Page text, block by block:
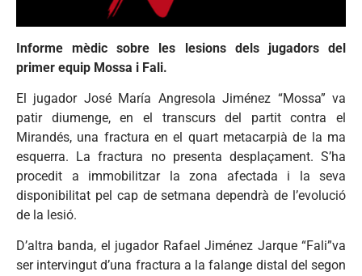
Informe mèdic sobre les lesions dels jugadors del
primer equip Mossa i Fali.
El jugador José María Angresola Jiménez “Mossa” va
patir diumenge, en el transcurs del partit contra el
Mirandés, una fractura en el quart metacarpià de la ma
esquerra. La fractura no presenta desplaçament. S’ha
procedit a immobilitzar la zona afectada i la seva
disponibilitat pel cap de setmana dependrà de l’evolució
de la lesió.
D’altra banda, el jugador Rafael Jiménez Jarque “Fali”va
ser intervingut d’una fractura a la falange distal del segon